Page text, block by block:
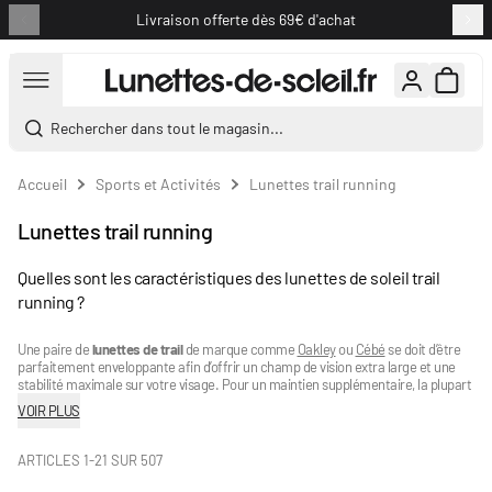
Livraison offerte dès 69€ d'achat
Rechercher dans tout le magasin...
Accueil Sports et Activités Lunettes trail running
Lunettes trail running
Quelles sont les caractéristiques des lunettes de soleil trail
running ?
Une paire delunettes de trailde marque comme Oakleyou Cébése doit d’être
parfaitement enveloppante afin d’offrir un champ de vision extra large et une
stabilité maximale sur votre visage. Pour un maintien supplémentaire, la plupart
des modèles sont dotés de branches et de plaquettes de nez renforcés avec un
caoutchouc antidérapant. Ces renforts ajoutent également un très grand
comme l’ultra trail du Mont-Blanc UTMB. Pour garder une vision parfaitement
VOIR PLUS
ARTICLES 1-21 SUR 507